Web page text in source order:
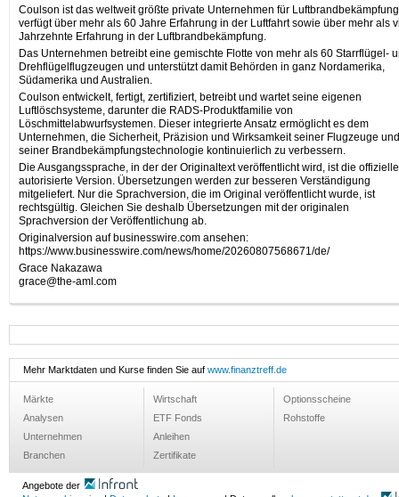
Coulson ist das weltweit größte private Unternehmen für
verfügt über mehr als 60 Jahre Erfahrung in der Luftfahrt sowie über mehr als
Jahrzehnte Erfahrung in der Luftbrandbekämpfung.
Das Unternehmen betreibt eine gemischte Flotte von mehr als 60 Starrflügel-
Drehflügelflugzeugen und unterstützt damit Behörden in ganz Nordamerika,
Südamerika und Australien.
Coulson entwickelt, fertigt, zertifiziert, betreibt und wartet seine eigenen
Luftlöschsysteme, darunter die RADS-Produktfamilie von
Löschmittelabwurfsystemen. Dieser integrierte Ansatz ermöglicht es dem
Unternehmen, die Sicherheit, Präzision und Wirksamkeit seiner Flugzeuge und
seiner Brandbekämpfungstechnologie kontinuierlich zu verbessern.
Die Ausgangssprache, in der der Originaltext veröffentlicht wird, ist die
autorisierte Version. Übersetzungen werden zur besseren Verständigung
mitgeliefert. Nur die Sprachversion, die im Original veröffentlicht wurde, ist
rechtsgültig. Gleichen Sie deshalb Übersetzungen mit der originalen
Sprachversion der Veröffentlichung ab.
Originalversion auf businesswire.com ansehen:
https://www.businesswire.com/news/home/20260807568671/de/
Grace Nakazawa
grace@the-aml.com
Mehr Marktdaten und Kurse finden Sie auf www.finanztreff.de
Märkte
Analysen
Unternehmen
Branchen
Wirtschaft
ETF Fonds
Anleihen
Zertifikate
Optionsscheine
Rohstoffe
Angebote der